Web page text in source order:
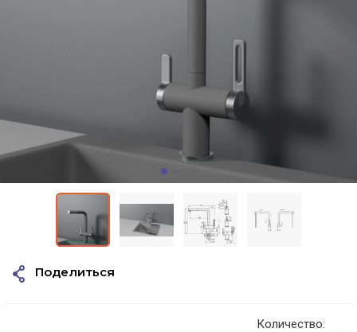
Количество:
Поделиться